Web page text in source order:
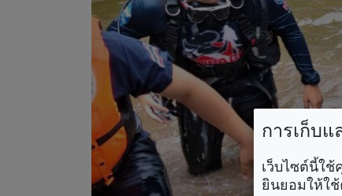
การเก็บแ
เว็บไซต์นี้ใช้
ยินยอมให้ใ